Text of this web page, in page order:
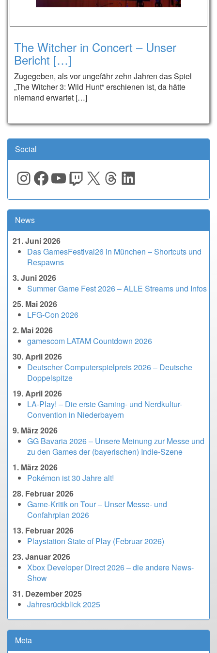
The Witcher in Concert – Unser
Bericht […]
Zugegeben, als vor ungefähr zehn Jahren das Spiel
„The Witcher 3: Wild Hunt“ erschienen ist, da hätte
niemand erwartet […]
Social
Instagram
Facebook
YouTube
Twitch
X Threads
LinkedIn
News
21. Juni 2026
Das GamesFestival26 in München – Shortcuts und
Respawns
3. Juni 2026
Summer Game Fest 2026 – ALLE Streams und Infos
25. Mai 2026
LFG-Con 2026
2. Mai 2026
gamescom LATAM Countdown 2026
30. April 2026
Deutscher Computerspielpreis 2026 – Deutsche
Doppelspitze
19. April 2026
LA-Play! – Die erste Gaming- und Nerdkultur-
Convention in Niederbayern
9. März 2026
GG Bavaria 2026 – Unsere Meinung zur Messe und
zu den Games der (bayerischen) Indie-Szene
1. März 2026
Pokémon ist 30 Jahre alt!
28. Februar 2026
Game-Kritik on Tour – Unser Messe- und
Confahrplan 2026
13. Februar 2026
Playstation State of Play (Februar 2026)
23. Januar 2026
Xbox Developer Direct 2026 – die andere News-
Show
31. Dezember 2025
Jahresrückblick 2025
Meta